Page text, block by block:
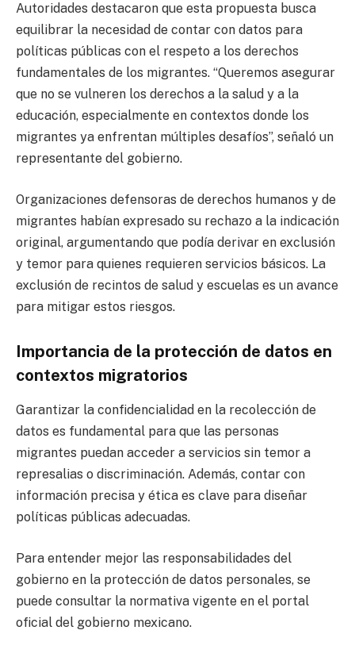
Autoridades destacaron que esta propuesta busca
equilibrar la necesidad de contar con datos para
políticas públicas con el respeto a los derechos
fundamentales de los migrantes. “Queremos asegurar
que no se vulneren los derechos a la salud y a la
educación, especialmente en contextos donde los
migrantes ya enfrentan múltiples desafíos”, señaló un
representante del gobierno.
Organizaciones defensoras de derechos humanos y de
migrantes habían expresado su rechazo a la indicación
original, argumentando que podía derivar en exclusión
y temor para quienes requieren servicios básicos. La
exclusión de recintos de salud y escuelas es un avance
para mitigar estos riesgos.
Importancia de la protección de datos en
contextos migratorios
Garantizar la confidencialidad en la recolección de
datos es fundamental para que las personas
migrantes puedan acceder a servicios sin temor a
represalias o discriminación. Además, contar con
información precisa y ética es clave para diseñar
políticas públicas adecuadas.
Para entender mejor las responsabilidades del
gobierno en la protección de datos personales, se
puede consultar la normativa vigente en el portal
oficial del gobierno mexicano.